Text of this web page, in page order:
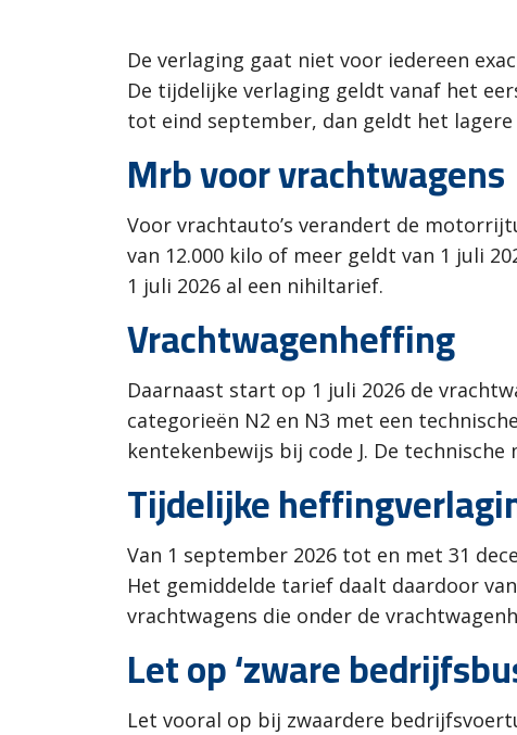
De verlaging gaat niet voor iedereen
De tijdelijke verlaging geldt vanaf het
tot eind september, dan geldt het
Mrb voor vrachtwagens
Voor vrachtauto’s verandert de
van 12.000 kilo of meer geldt van 1 juli
1 juli 2026 al een nihiltarief.
Vrachtwagenheffing
Daarnaast start op 1 juli 2026 de
categorieën N2 en N3 met een
kentekenbewijs bij code J. De
Tijdelijke
Van 1 september 2026 tot en met 31
Het gemiddelde tarief daalt daardoor
vrachtwagens die onder de
Let op ‘zware
Let vooral op bij zwaardere